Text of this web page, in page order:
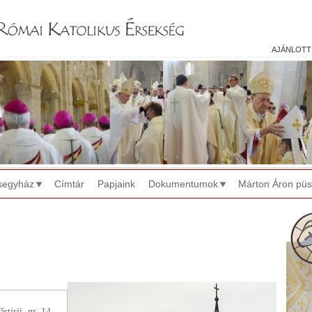
ajánlott
Címtár Papjaink Dokumentumok Márton Áron